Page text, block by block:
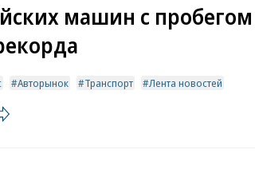
машин с
Авторынок Транспорт Лента новостей